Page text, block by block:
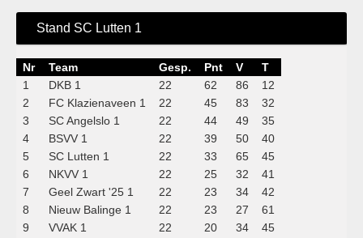
Stand SC Lutten 1
Nr Team Gesp. Pnt V
T
1
DKB 1 22 62 86
12
2
FC Klazienaveen 1 22 45 83
32
3
SC Angelslo 1 22 44 49
35
4
BSVV 1 22 39 50
40
5
SC Lutten 1 22 33 65
45
6
NKVV 1 22 25 32
41
7
Geel Zwart '25 1 22 23 34
42
8
Nieuw Balinge 1 22 23 27
61
9
VVAK 1 22 20 34
45